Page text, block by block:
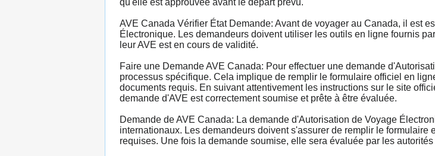
AVE Canada Vérifier État Demande: Avant de voyager au Canada, il est
Électronique. Les demandeurs doivent utiliser les outils en ligne fournis
leur AVE est en cours de validité.
Faire une Demande AVE Canada: Pour effectuer une demande
processus spécifique. Cela implique de remplir le formulaire officiel en
documents requis. En suivant attentivement les instructions sur le site
demande d'AVE est correctement soumise et prête à être évaluée.
Demande de AVE Canada: La demande d'Autorisation de Voyage
internationaux. Les demandeurs doivent s'assurer de remplir le
requises. Une fois la demande soumise, elle sera évaluée par les